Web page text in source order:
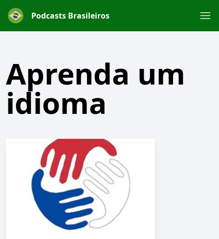
Podcasts Brasileiros
Aprenda um
idioma